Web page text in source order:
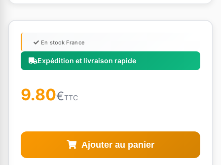
Expédition et livraison rapide
En stock France
9.80€TTC
Ajouter au panier